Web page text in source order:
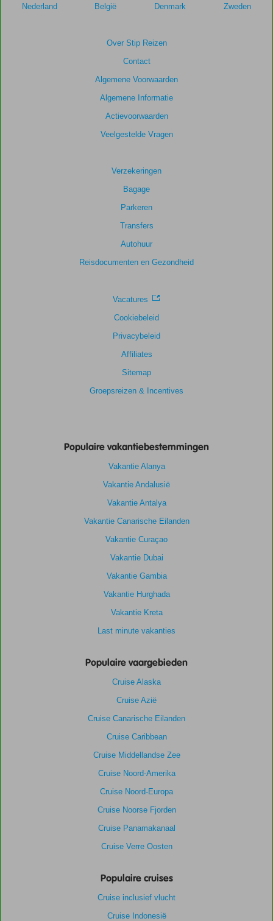
de
8,7
Kamers
8,3
Over Stip Reizen
Contact
Algemene Voorwaarden
Algemene Informatie
Actievoorwaarden
Veelgestelde Vragen
Verzekeringen
Bagage
Parkeren
Transfers
Autohuur
Reisdocumenten en Gezondheid
Vacatures
Cookiebeleid
Privacybeleid
Affiliates
Sitemap
Groepsreizen & Incentives
Nederland België Denmark Zweden
Populaire vakantiebestemmingen
Vakantie Alanya
Vakantie Andalusië
Vakantie Antalya
Vakantie Canarische Eilanden
Vakantie Curaçao
Vakantie Dubai
Vakantie Gambia
Vakantie Hurghada
Vakantie Kreta
Last minute vakanties
Populaire vaargebieden
Cruise Alaska
Cruise Azië
Cruise Canarische Eilanden
Cruise Caribbean
Cruise Middellandse Zee
Cruise Noord-Amerika
Cruise Noord-Europa
Cruise Noorse Fjorden
Cruise Panamakanaal
Cruise Verre Oosten
Populaire cruises
Cruise inclusief vlucht
Cruise Indonesië